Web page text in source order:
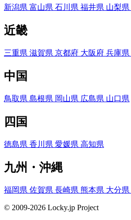
新潟県 富山県 石川県 福井県 山梨県
近畿
三重県 滋賀県 京都府 大阪府 兵庫県
中国
鳥取県 島根県 岡山県 広島県 山口県
四国
徳島県 香川県 愛媛県 高知県
九州・沖縄
福岡県 佐賀県 長崎県 熊本県 大分県
© 2009-2026 Locky.jp Project